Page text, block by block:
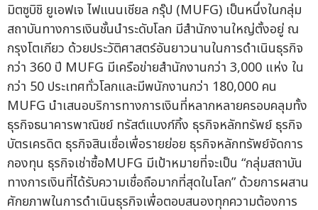
มิตซูบิชิ ยูเอฟเจ ไฟแนนเชียล กรุ๊ป (MUFG) เป็นหนึ่งในกลุ่ม
สถาบันทางการเงินชั้นนำระดับโลก มีสำนักงานใหญ่ตั้งอยู่ ณ
กรุงโตเกียว ด้วยประวัติศาสตร์อันยาวนานในการดำเนินธุรกิจ
กว่า 360 ปี MUFG มีเครือข่ายสำนักงานกว่า 3,000 แห่ง ใน
กว่า 50 ประเทศทั่วโลกและมีพนักงานกว่า 180,000 คน
MUFG นำเสนอบริการทางการเงินที่หลากหลายครอบคลุมทั้ง
ธุรกิจธนาคารพาณิชย์ ทรัสต์แบงก์กิ้ง ธุรกิจหลักทรัพย์ ธุรกิจ
บัตรเครดิต ธุรกิจสินเชื่อเพื่อรายย่อย ธุรกิจหลักทรัพย์จัดการ
กองทุน ธุรกิจเช่าซื้อMUFG มีเป้าหมายที่จะเป็น “กลุ่มสถาบัน
ทางการเงินที่ได้รับความเชื่อถือมากที่สุดในโลก” ด้วยการผสาน
ศักยภาพในการดำเนินธุรกิจเพื่อตอบสนองทุกความต้องการ